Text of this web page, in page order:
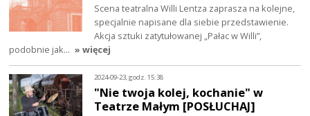
Scena teatralna Willi Lentza zaprasza na kolejne,
specjalnie napisane dla siebie przedstawienie.
Akcja sztuki zatytułowanej „Pałac w Willi”,
podobnie jak… » więcej
2024-09-23, godz. 15:38
"Nie twoja kolej, kochanie" w
Teatrze Małym [POSŁUCHAJ]